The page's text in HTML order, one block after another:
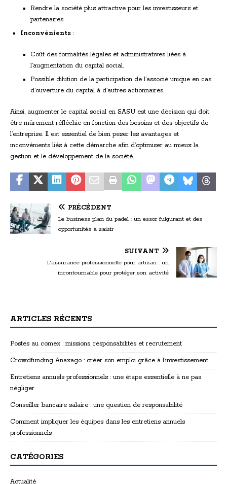
Rendre la société plus attractive pour les investisseurs et
partenaires.
Inconvénients :
Coût des formalités légales et administratives liées à
l’augmentation du capital social.
Possible dilution de la participation de l’associé unique en cas
d’ouverture du capital à d’autres actionnaires.
Ainsi, augmenter le capital social en SASU est une décision qui doit
être mûrement réfléchie en fonction des besoins et des objectifs de
l’entreprise. Il est essentiel de bien peser les avantages et
inconvénients liés à cette démarche afin d’optimiser au mieux la
gestion et le développement de la société.
PRÉCÉDENT
Le business plan du padel : un essor fulgurant et des
opportunités à saisir
SUIVANT
L’assurance professionnelle pour artisan : un
incontournable pour protéger son activité
ARTICLES RÉCENTS
Postes au comex : missions, responsabilités et recrutement
Crowdfunding Anaxago : créer son emploi grâce à l’investissement
Entretiens annuels professionnels : une étape essentielle à ne pas
négliger
Conseiller bancaire salaire : une question de responsabilité
Comment impliquer les équipes dans les entretiens annuels
professionnels
CATÉGORIES
Actualité